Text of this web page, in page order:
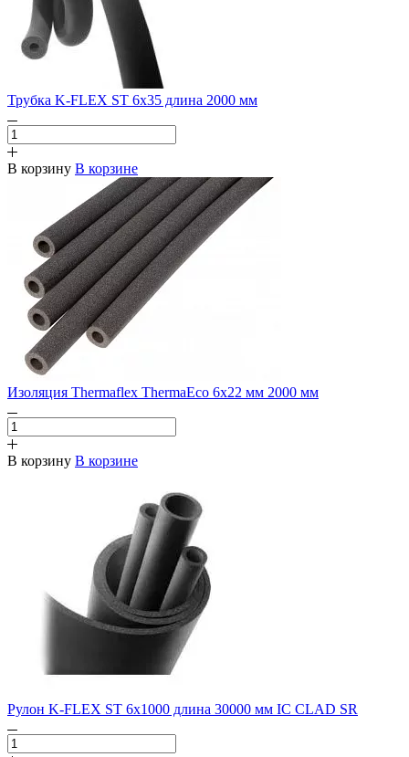
Трубка K-FLEX ST 6х35 длина 2000 мм
В корзину В корзине
Изоляция Thermaflex ThermaEco 6х22 мм 2000 мм
В корзину В корзине
Рулон K-FLEX ST 6х1000 длина 30000 мм IC CLAD SR